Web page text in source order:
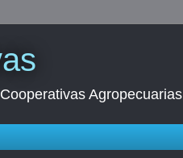
Agropecuarias